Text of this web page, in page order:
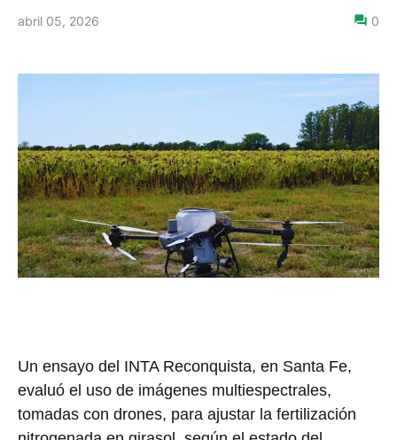
abril 05, 2026 0
Un ensayo del INTA Reconquista, en Santa Fe,
evaluó el uso de imágenes multiespectrales,
tomadas con drones, para ajustar la fertilización